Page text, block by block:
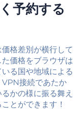
予約する
格差別が横行して
価格をブラウザは
る国や地域による
接続であたか
かの様に振る舞え
とができます！